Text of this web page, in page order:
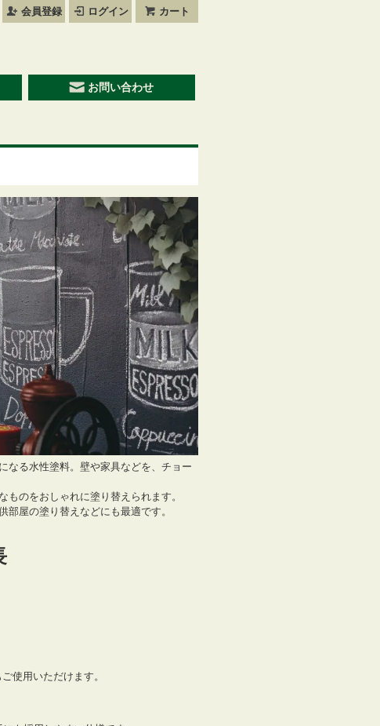
会員登録 ログイン カート
お問い合わせ
なる水性塗料。壁や家具などを、チョー
のをおしゃれに塗り替えられます。
屋の塗り替えなどにも最適です。
使用いただけます。